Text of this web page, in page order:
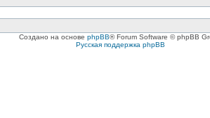
Создано на основе phpBB® Forum Software © phpBB
Русская поддержка phpBB